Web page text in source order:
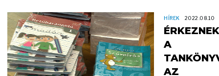
HÍREK 2022.08.10
ÉRKEZNEK
A
AZ